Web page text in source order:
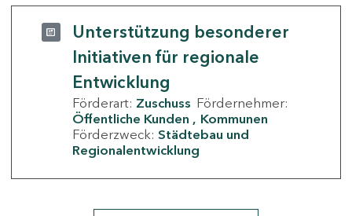
Unterstützung besonderer
Initiativen für regionale
Entwicklung
Förderart: Zuschuss Fördernehmer:
Öffentliche Kunden
Kommunen
Förderzweck: Städtebau und
Regionalentwicklung